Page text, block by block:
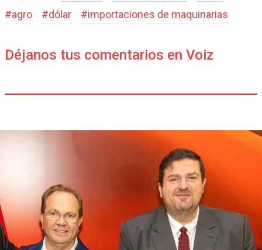
#agro #dólar #importaciones de maquinarias
Déjanos tus comentarios en Voiz